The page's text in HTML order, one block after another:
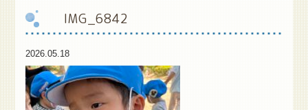
護者様専用ブログ
IMG_6842
2026.05.18